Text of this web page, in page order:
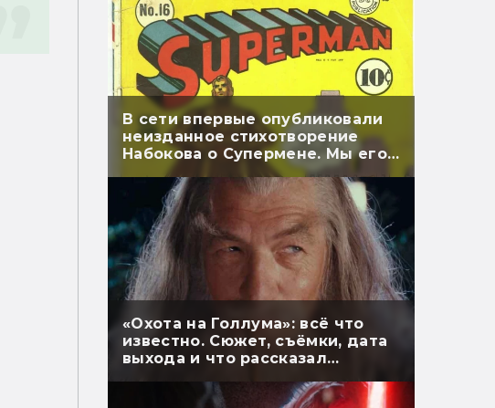
В сети впервые опубликовали
неизданное стихотворение
Набокова о Супермене. Мы его
перевели
«Охота на Голлума»: всё что
известно. Сюжет, съёмки, дата
выхода и что рассказал